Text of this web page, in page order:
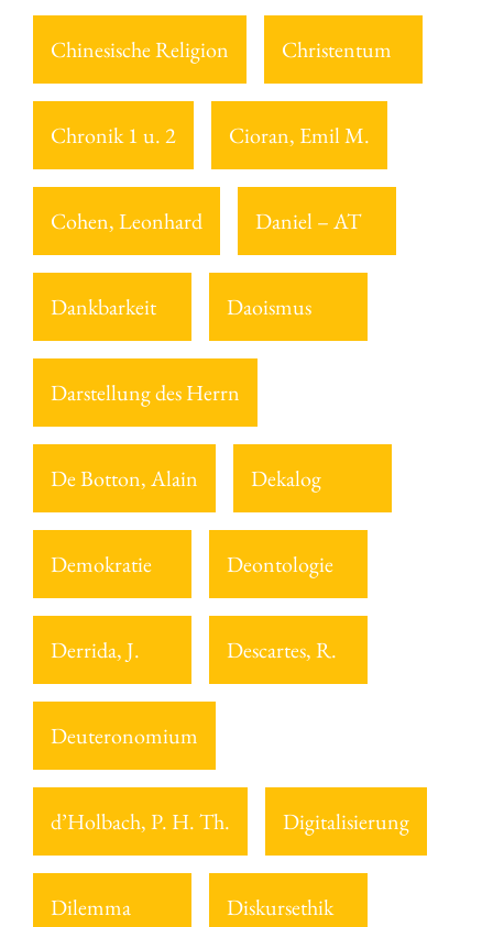
Chinesische Religion Christentum
Chronik 1 u. 2 Cioran, Emil M.
Cohen, Leonhard Daniel – AT
Dankbarkeit Daoismus
Darstellung des Herrn
De Botton, Alain Dekalog
Demokratie Deontologie
Derrida, J. Descartes, R.
Deuteronomium
d’Holbach, P. H. Th. Digitalisierung
Dilemma Diskursethik